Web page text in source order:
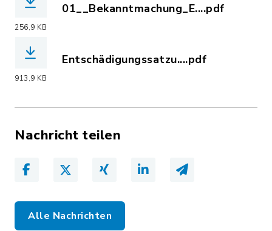
256,9 KB
01__Bekanntmachung_E....pdf
913,9 KB
Entschädigungssatzu....pdf
Nachricht teilen
Alle Nachrichten